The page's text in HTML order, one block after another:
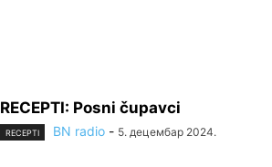
RECEPTI: Posni čupavci
RECEPTI BN radio - 5. децембар 2024.